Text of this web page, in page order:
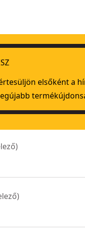
USB-C kompakt
- SKU:DCR011-XJ
elsőként a
)
)